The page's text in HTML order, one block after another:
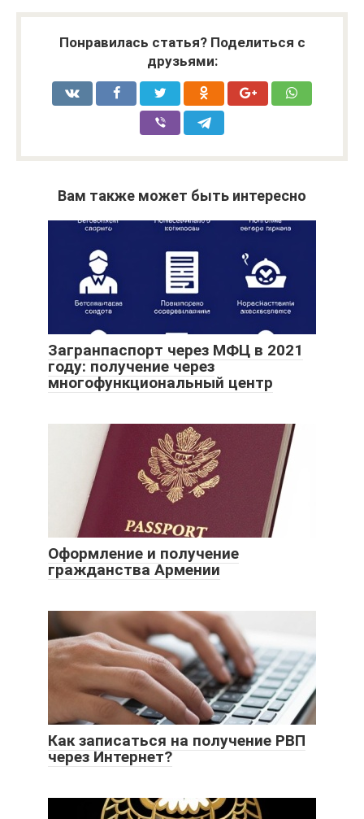
Понравилась статья? Поделиться с
друзьями:
Вам также может быть интересно
Загранпаспорт через МФЦ в 2021
году: получение через
многофункциональный центр
Оформление и получение
гражданства Армении
Как записаться на получение РВП
через Интернет?